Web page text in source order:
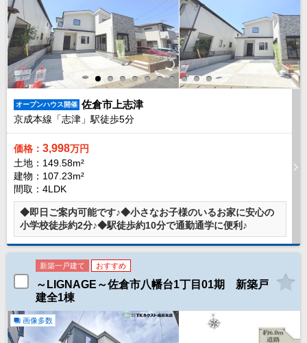
オープンハウス開催 佐倉市上志津
京成本線「志津」駅徒歩5分
価格： 3,998万円
土地：149.58m²
建物：107.23m²
間取：4LDK
◆即日ご案内可能です♪◆小さなお子様のいるお家に安心の
小学校徒歩約2分♪◆駅徒歩約10分で通勤通学に便利♪
新築一戸建て おすすめ
～LIGNAGE～佐倉市八幡台1丁目01期 新築戸
建全1棟
画像多数
路線から探す
中古一戸建
エリアから探す
路線から探す
マンション
エリアから探す
路線から探す
土 地
エリアから探す
路線から探す
エリアから物件検索
松戸･柏方面エリア
松戸･柏方面エリアの新築一戸建
松戸･柏方面エリアの中古一戸建
松戸･柏方面エリアのマンション
松戸･柏方面エリアの土地
成田･銚子方面エリア
成田･銚子方面エリアの新築一戸建